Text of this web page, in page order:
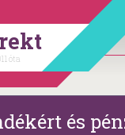
óta
és